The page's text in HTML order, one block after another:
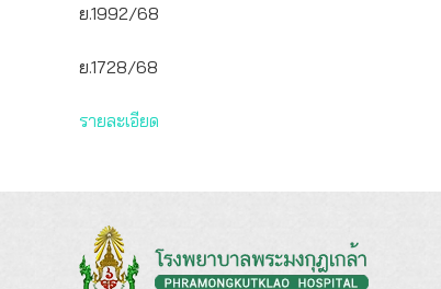
ย.1992/68
ย.1728/68
รายละเอียด